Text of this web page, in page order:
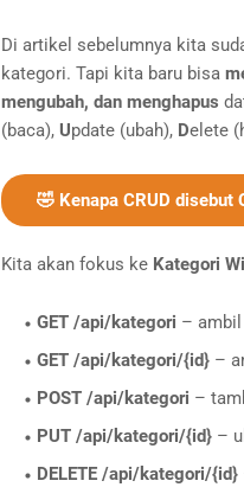
Di artikel sebelumnya kita
kategori. Tapi kita baru bisa
mengubah, dan menghapus
(baca), Update (ubah), Delete
🤣 Kenapa CRUD disebut
Kita akan fokus ke Kategori
GET /api/kategori – ambil
GET /api/kategori/{id}–
POST /api/kategori –
PUT /api/kategori/{id}–
DELETE /api/kategori/{id}